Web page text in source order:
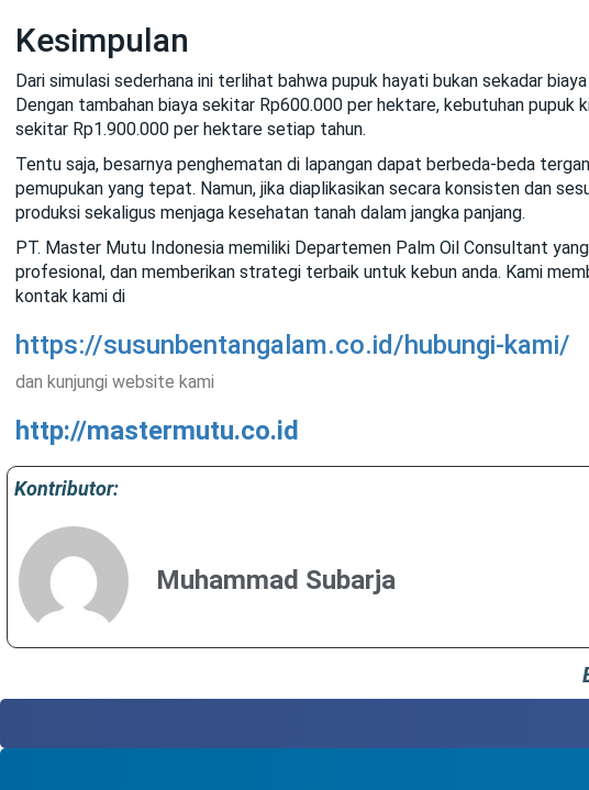
Kesimpulan
Dari simulasi sederhana ini terlihat bahwa pupuk hayati bukan sekadar
Dengan tambahan biaya sekitar Rp600.000 per hektare, kebutuhan
sekitar Rp1.900.000 per hektare setiap tahun.
Tentu saja, besarnya penghematan di lapangan dapat berbeda-beda
pemupukan yang tepat. Namun, jika diaplikasikan secara konsisten dan
produksi sekaligus menjaga kesehatan tanah dalam jangka panjang.
PT. Master Mutu Indonesia memiliki Departemen Palm Oil Consultant
profesional, dan memberikan strategi terbaik untuk kebun anda. Kami
kontak kami di
https://susunbentangalam.co.id/hubungi-kami/
dan kunjungi website kami
http://mastermutu.co.id
Kontributor:
Muhammad Subarja